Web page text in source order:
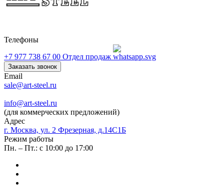
Телефоны
+7 977 738 67 00 Отдел продаж
Заказать звонок
Email
sale@art-steel.ru
info@art-steel.ru
(для коммерческих предложений)
Адрес
г. Москва, ул. 2 Фрезерная, д.14С1Б
Режим работы
Пн. – Пт.: с 10:00 до 17:00